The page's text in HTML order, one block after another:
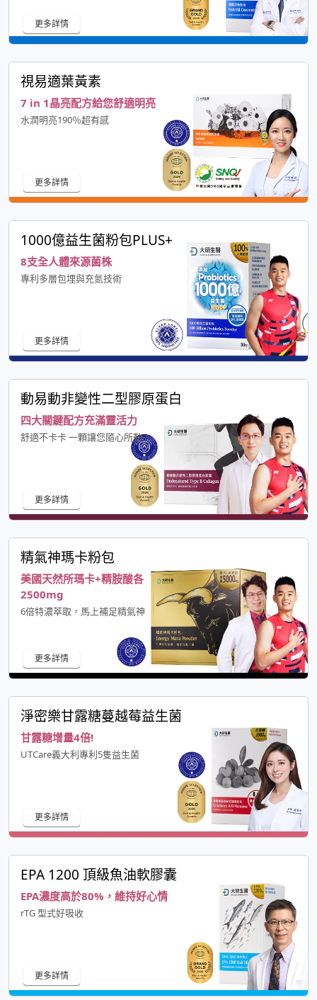
更多詳情
視易適葉黃素
7 in 1晶亮配方給您舒適明亮
水潤明亮190％超有感
更多詳情
1000億益生菌粉包PLUS+
8支全人體來源菌株
專利多層包埋與充氮技術
更多詳情
動易動非變性二型膠原蛋白
四大關鍵配方充滿靈活力
舒適不卡卡 一顆讓您隨心所動
更多詳情
精氣神瑪卡粉包
美國天然所瑪卡+精胺酸各
2500mg
6倍特濃萃取，馬上補足精氣神
更多詳情
淨密樂甘露糖蔓越莓益生菌
甘露糖增量4倍!
UTCare義大利專利5隻益生菌
更多詳情
EPA 1200 頂級魚油軟膠囊
EPA濃度高於80%，維持好心情
rTG 型式好吸收
更多詳情